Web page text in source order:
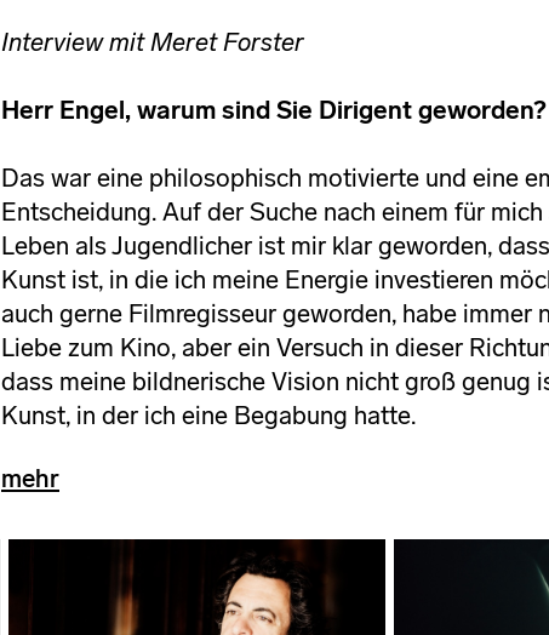
Interview mit Meret Forster
Herr Engel, warum sind Sie Dirigent geworden?
Das war eine philosophisch motivierte und eine
Entscheidung. Auf der Suche nach einem für
Leben als Jugendlicher ist mir klar geworden,
Kunst ist, in die ich meine Energie investieren
auch gerne Filmregisseur geworden, habe immer
Liebe zum Kino, aber ein Versuch in dieser
dass meine bildnerische Vision nicht groß genug
Kunst, in der ich eine Begabung hatte.
mehr